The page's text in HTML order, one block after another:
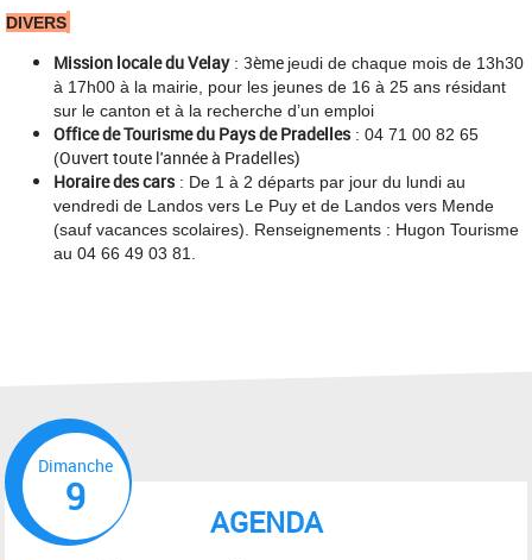
DIVERS
Mission locale du Velay: 3ème jeudi de chaque mois de 13h30
à 17h00 à la mairie, pour les jeunes de 16 à 25 ans résidant
sur le canton et à la recherche d’un emploi
Office de Tourisme du Pays de Pradelles: 04 71 00 82 65
(Ouvert toute l'année à Pradelles)
Horaire des cars: De 1 à 2 départs par jour du lundi au
vendredi de Landos vers Le Puy et de Landos vers Mende
(sauf vacances scolaires). Renseignements : Hugon Tourisme
au 04 66 49 03 81.
AGENDA
Dimanche
9